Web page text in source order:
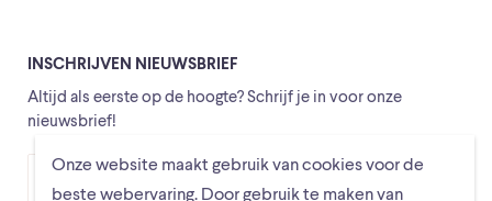
Onze website maakt gebruik van cookies voor de
beste webervaring. Door gebruik te maken van
INSCHRIJVEN NIEUWSBRIEF
Altijd als eerste op de hoogte? Schrijf je in voor onze
nieuwsbrief!